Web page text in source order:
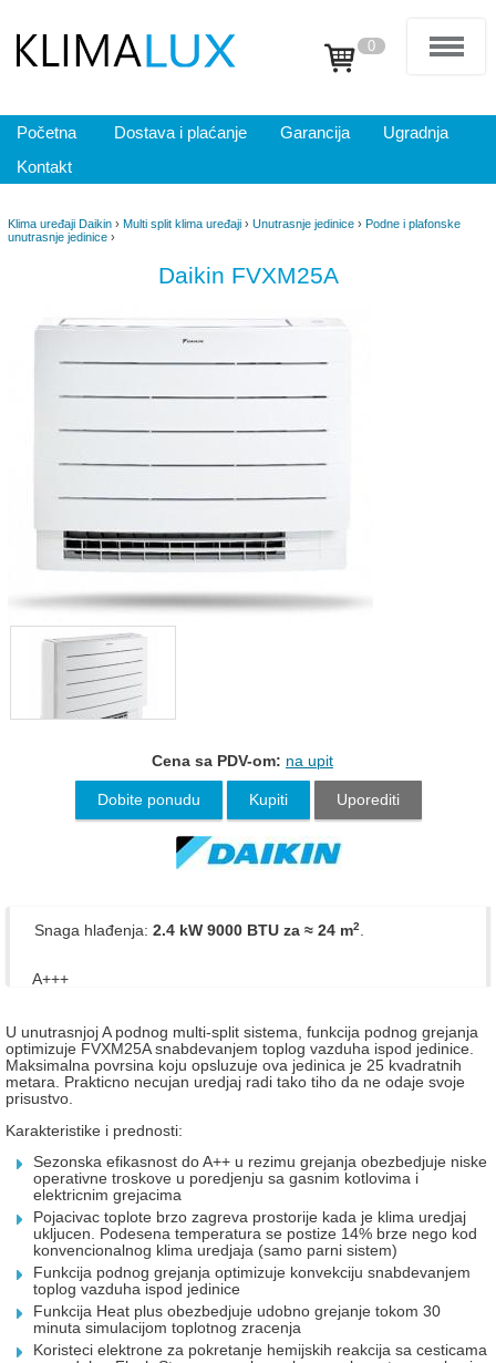
0
Početna Dostava i plaćanje Garancija
Ugradnja
Kontakt
Klima uređaji Daikin › Multi split klima uređaji › Unutrasnje jedinice › Podne i plafonske
unutrasnje jedinice ›
Daikin FVXM25A
Cena sa PDV-om: na upit
Dobite ponudu Kupiti Uporediti
Snaga hlađenja: 2.4 kW 9000 BTU za ≈ 24 m2.
A+++
U unutrasnjoj A podnog multi-split sistema, funkcija podnog grejanja
optimizuje FVXM25A snabdevanjem toplog vazduha ispod jedinice.
Maksimalna povrsina koju opsluzuje ova jedinica je 25 kvadratnih
metara. Prakticno necujan uredjaj radi tako tiho da ne odaje svoje
prisustvo.
Karakteristike i prednosti:
Sezonska efikasnost do A++ u rezimu grejanja obezbedjuje niske
operativne troskove u poredjenju sa gasnim kotlovima i
elektricnim grejacima
Pojacivac toplote brzo zagreva prostorije kada je klima uredjaj
ukljucen. Podesena temperatura se postize 14% brze nego kod
konvencionalnog klima uredjaja (samo parni sistem)
Funkcija podnog grejanja optimizuje konvekciju snabdevanjem
toplog vazduha ispod jedinice
Funkcija Heat plus obezbedjuje udobno grejanje tokom 30
minuta simulacijom toplotnog zracenja
Koristeci elektrone za pokretanje hemijskih reakcija sa cesticama